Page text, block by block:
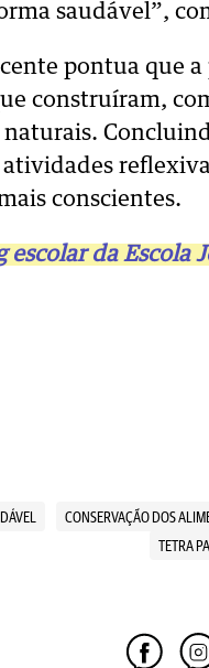
saudável”,
pontua que
construíram,
atividades
conscientes.
escolar da Escola
CONSERVAÇÃO DOS
TETRA